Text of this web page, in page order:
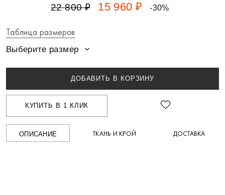
22 800 ₽ 15 960 ₽ -30%
ОПИСАНИЕ ТКАНЬ И КРОЙ ДОСТАВКА
Таблица размеров
Выберите размер
ДОБАВИТЬ В КОРЗИНУ
КУПИТЬ В 1 КЛИК